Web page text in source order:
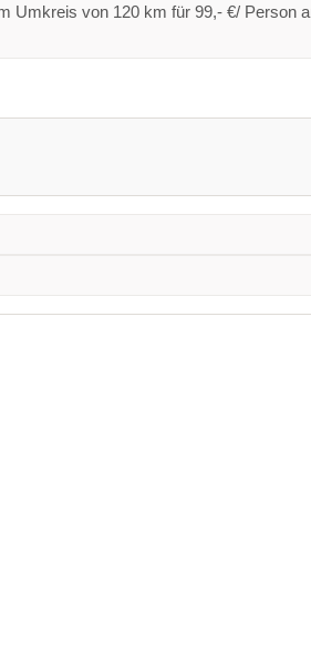
Umkreis von 120 km für 99,- €/ Person